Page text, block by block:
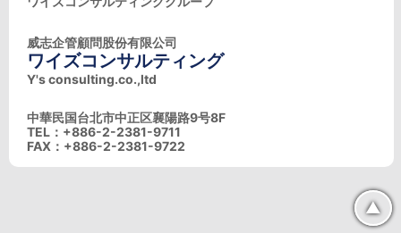
威志企管顧問股份有限公司
ワイズコンサルティング
Y's consulting.co.,ltd
中華民国台北市中正区襄陽路9号8F
TEL：+886-2-2381-9711
FAX：+886-2-2381-9722
▲